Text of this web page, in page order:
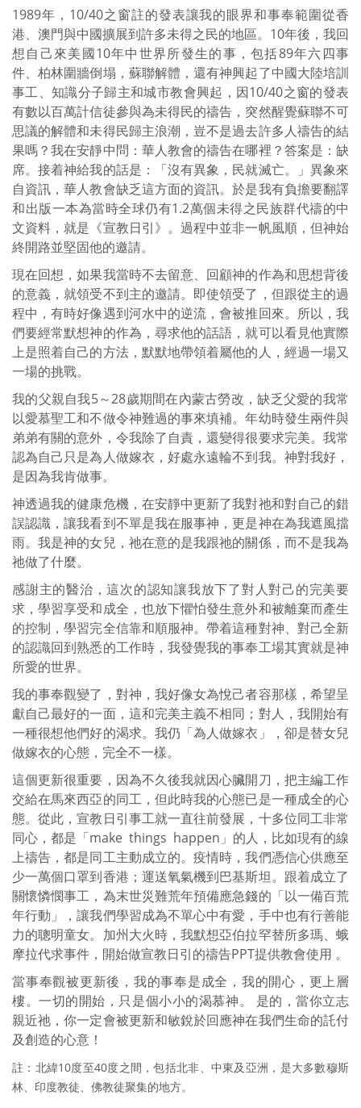
1989年，10/40之窗註的發表讓我的眼界和事奉範圍從香
港、澳門與中國擴展到許多未得之民的地區。10年後，我回
想自己來美國10年中世界所發生的事，包括89年六四事
件、柏林圍牆倒塌，蘇聯解體，還有神興起了中國大陸培訓
事工、知識分子歸主和城市教會興起，因10/40之窗的發表
有數以百萬計信徒參與為未得民的禱告，突然醒覺蘇聯不可
思議的解體和未得民歸主浪潮，豈不是過去許多人禱告的結
果嗎？我在安靜中問：華人教會的禱告在哪裡？答案是：缺
席。接着神給我的話是：「沒有異象，民就滅亡。」異象來
自資訊，華人教會缺乏這方面的資訊。於是我有負擔要翻譯
和出版一本為當時全球仍有1.2萬個未得之民族群代禱的中
文資料，就是《宣教日引》。過程中並非一帆風順，但神始
終開路並堅固他的邀請。
現在回想，如果我當時不去留意、回顧神的作為和思想背後
的意義，就領受不到主的邀請。即使領受了，但跟從主的過
程中，有時好像遇到河水中的逆流，會被推回來。所以，我
們要經常默想神的作為，尋求他的話語，就可以看見他實際
上是照着自己的方法，默默地帶領着屬他的人，經過一場又
一場的挑戰。
我的父親自我5～28歲期間在內蒙古勞改，缺乏父愛的我常
以愛慕聖工和不做令神難過的事來填補。年幼時發生兩件與
弟弟有關的意外，令我除了自責，還變得很要求完美。我常
認為自己只是為人做嫁衣，好處永遠輪不到我。神對我好，
是因為我肯做事。
神透過我的健康危機，在安靜中更新了我對祂和對自己的錯
誤認識，讓我看到不單是我在服事神，更是神在為我遮風擋
雨。我是神的女兒，祂在意的是我跟祂的關係，而不是我為
祂做了什麼。
感謝主的醫治，這次的認知讓我放下了對人對己的完美要
求，學習享受和成全，也放下懼怕發生意外和被離棄而產生
的控制，學習完全信靠和順服神。帶着這種對神、對己全新
的認識回到熟悉的工作時，我發覺我的事奉工場其實就是神
所愛的世界。
我的事奉觀變了，對神，我好像女為悅己者容那樣，希望呈
獻自己最好的一面，這和完美主義不相同；對人，我開始有
一種很想他們好的渴求。我仍「為人做嫁衣」，卻是替女兒
做嫁衣的心態，完全不一樣。
這個更新很重要，因為不久後我就因心臟開刀，把主編工作
交給在馬來西亞的同工，但此時我的心態已是一種成全的心
態。從此，宣教日引事工就一直往前發展，十多位同工非常
同心，都是「make things happen」的人，比如現有的線
上禱告，都是同工主動成立的。疫情時，我們憑信心供應至
少一萬個口罩到香港；運送氧氣機到巴基斯坦。跟着成立了
關懷憐憫事工，為末世災難荒年預備應急錢的「以一備百荒
年行動」，讓我們學習成為不單心中有愛，手中也有行善能
力的聰明童女。加州大火時，我默想亞伯拉罕替所多瑪、蛾
摩拉代求事件，開始做宣教日引的禱告PPT提供教會使用 。
當事奉觀被更新後，我的事奉是成全，我的開心，更上層
樓。一切的開始，只是個小小的渴慕神。 是的，當你立志
親近祂，你一定會被更新和敏銳於回應神在我們生命的託付
及創造的心意！
註：北緯10度至40度之間，包括北非、中東及亞洲，是大多數穆斯
林、印度教徒、佛教徒聚集的地方。